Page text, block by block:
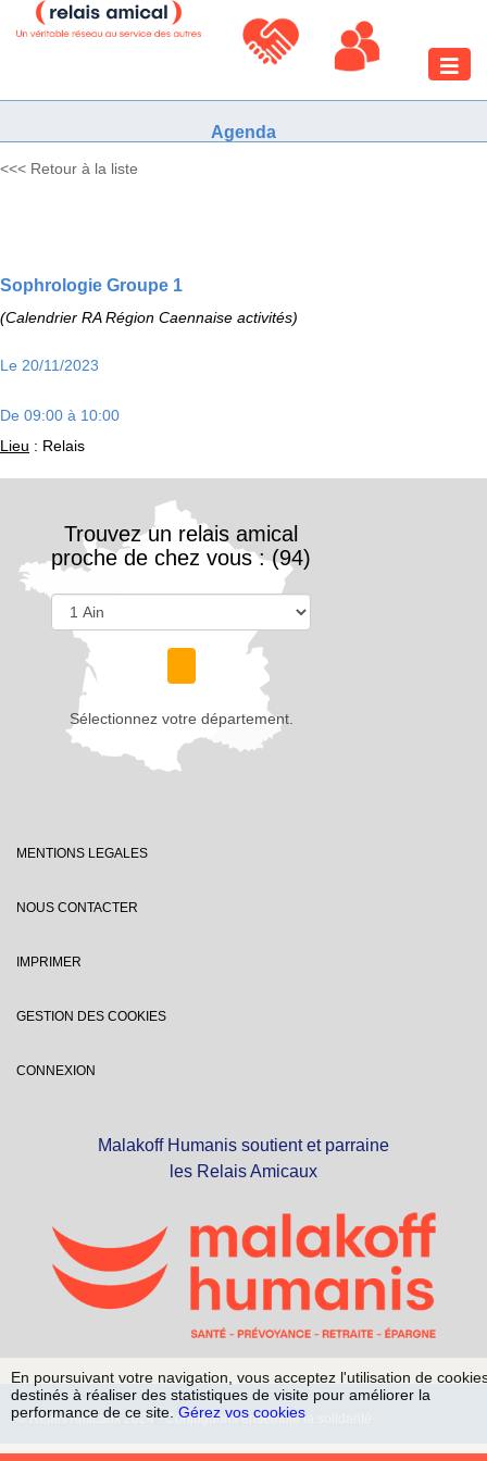
Toggle
Agenda
<<< Retour à la liste
Sophrologie Groupe 1
(Calendrier RA Région Caennaise activités)
Le 20/11/2023
De 09:00 à 10:00
Lieu : Relais
Trouvez un relais amical
proche de chez vous : (94)
Sélectionnez votre département.
MENTIONS LEGALES
NOUS CONTACTER
IMPRIMER
GESTION DES COOKIES
CONNEXION
Malakoff Humanis soutient et parraine
les Relais Amicaux
© Relais Amicaux 2024 - Conjuguons ensemble la solidarité
En poursuivant votre navigation, vous acceptez l'utilisation de
destinés à réaliser des statistiques de visite pour améliorer la
performance de ce site. Gérez vos cookies